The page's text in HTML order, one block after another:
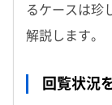
るケースは珍
解説します。
回覧状況